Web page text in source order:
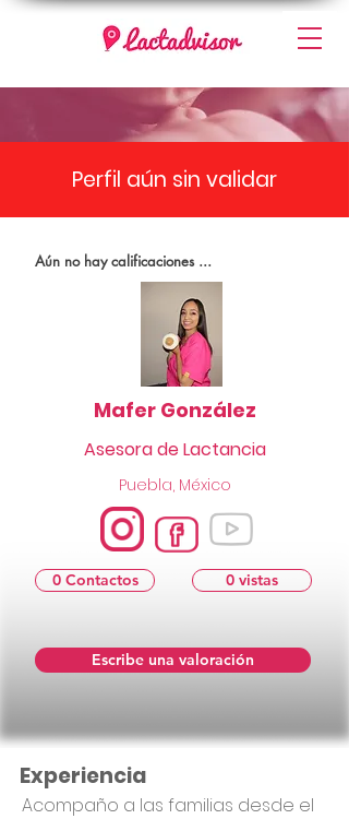
Aún no hay calificaciones ...
Escribe una valoración
0 Contactos
Puebla, México
Mafer González
Asesora de Lactancia
0 vistas
Perfil aún sin validar
Acompaño a las familias desde el
Experiencia